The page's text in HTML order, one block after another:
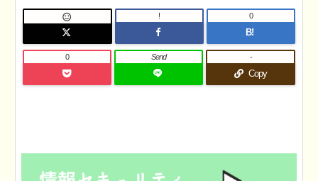
 !
B!
0
0 Send
Copy
-